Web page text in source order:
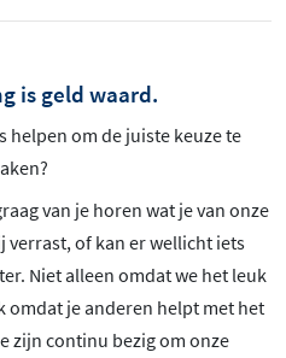
is geld waard.
helpen om de juiste keuze te
van je horen wat je van onze
of kan er wellicht iets
Niet alleen omdat we het leuk
omdat je anderen helpt met het
zijn continu bezig om onze